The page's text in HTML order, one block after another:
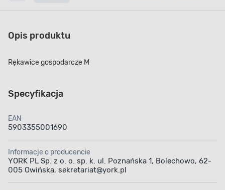
Opis produktu
Rękawice gospodarcze M
Specyfikacja
EAN
5903355001690
Informacje o producencie
YORK PL Sp. z o. o. sp. k. ul. Poznańska 1, Bolechowo, 62-
005 Owińska, sekretariat@york.pl